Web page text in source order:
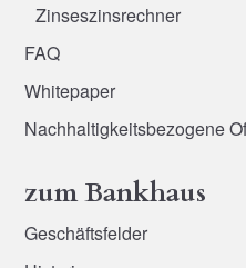
Zinseszinsrechner
FAQ
Whitepaper
Nachhaltigkeitsbezogene
zum Bankhaus
Geschäftsfelder